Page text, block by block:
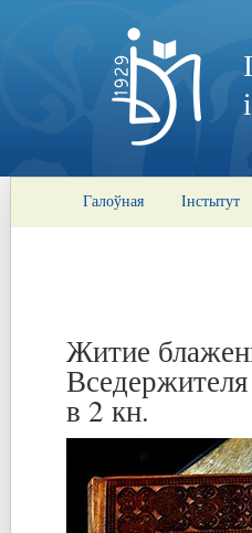
Галоўная Інстытут
Житие
в 2 кн.